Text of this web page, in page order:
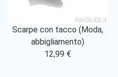
Scarpe con tacco (Moda,
abbigliamento)
12,99 €